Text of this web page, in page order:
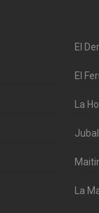
El
El
La
La